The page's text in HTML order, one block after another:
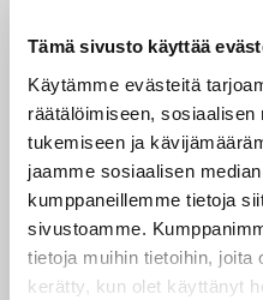
Tämä sivusto käyttää
Käytämme evästeitä
räätälöimiseen,
tukemiseen ja
jaamme sosiaalisen
kumppaneillemme tietoja
sivustoamme.
tietoja muihin tietoihin, joita
kerätty, kun olet käyttänyt
työntekijöiden
Viranomaisten,
yhteistyömalliin ei
sektorit, poolit ja
Huoltovarmuusneuvosto